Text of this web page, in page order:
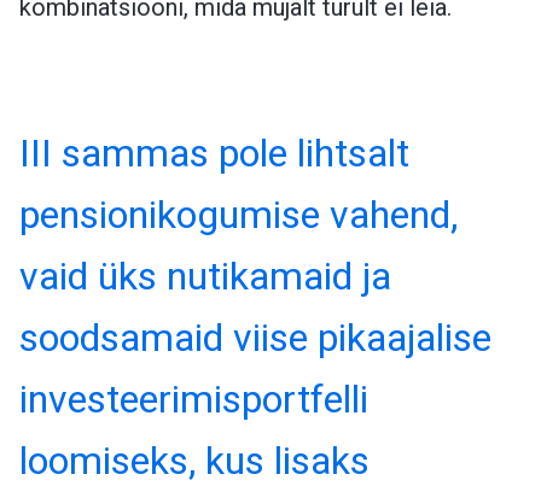
kombinatsiooni, mida mujalt turult ei leia.
III sammas pole lihtsalt
pensionikogumise vahend,
vaid üks nutikamaid ja
soodsamaid viise pikaajalise
investeerimisportfelli
loomiseks, kus lisaks